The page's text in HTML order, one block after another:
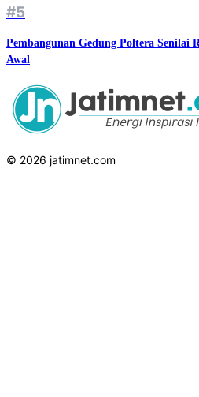
#5
Pembangunan Gedung Poltera
Awal
© 2026 jatimnet.com